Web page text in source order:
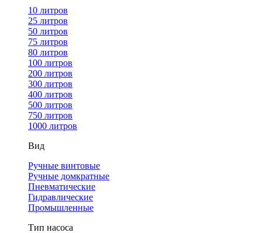
10 литров
25 литров
50 литров
75 литров
80 литров
100 литров
200 литров
300 литров
400 литров
500 литров
750 литров
1000 литров
Вид
Ручные винтовые
Ручные домкратные
Пневматические
Гидравлические
Промышленные
Тип насоса